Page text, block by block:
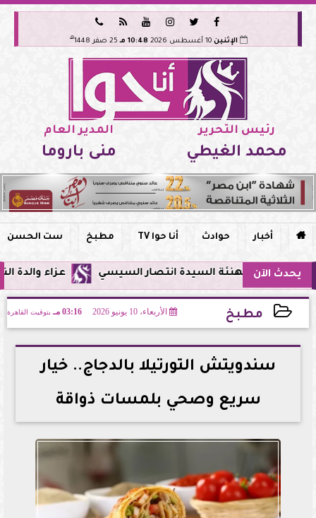






الإثنين 10 أغسطس 2026 10:48 مـ 25 صفر 1448 هـ
رئيس التحرير
محمد الغيطي
المدير العام
منى باروما
 أخبار حوادث أنا حوا TV مطبخ ست الحسن
يحدث الآن عزاء والدة النائب محمد السيدة انتصار السيسي
مطبخ الأربعاء، 10 يونيو 2026 03:16 مـ بتوقيت القاهرة
2026-06-10 15:16:04
سندويتش التورتيلا بالدجاج.. خيار
سريع وصحي بلمسات ذواقة